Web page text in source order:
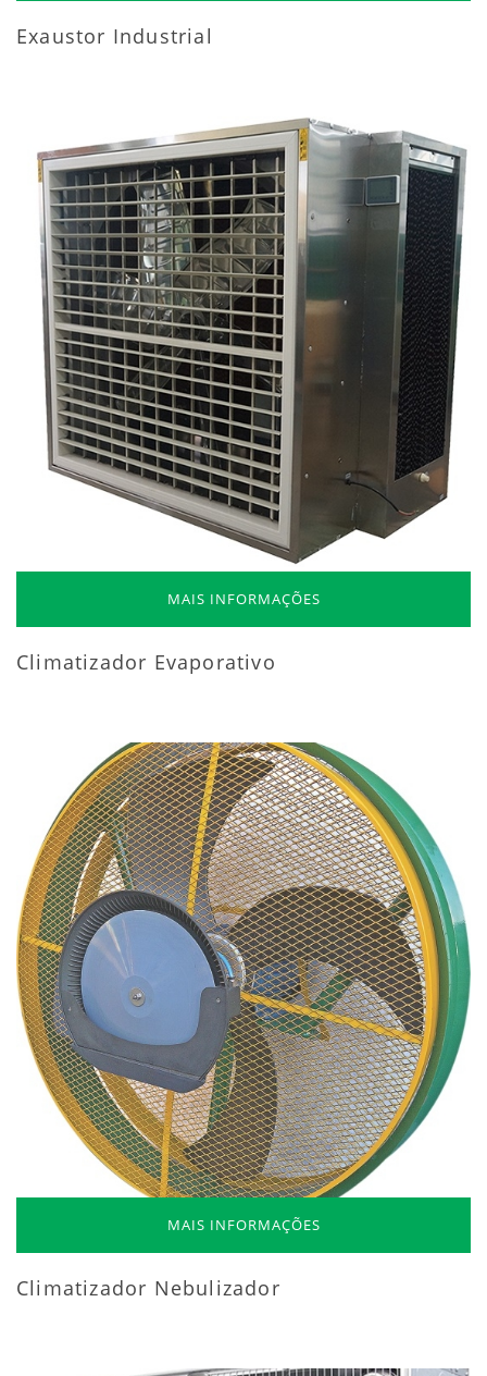
Exaustor Industrial
MAIS INFORMAÇÕES
Climatizador Evaporativo
MAIS INFORMAÇÕES
Climatizador Nebulizador